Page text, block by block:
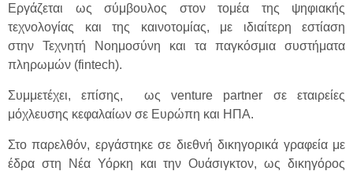
Εργάζεται ως σύμβουλος στον τομέα της ψηφιακής
τεχνολογίας και της καινοτομίας, με ιδιαίτερη εστίαση
στην Τεχνητή Νοημοσύνη και τα παγκόσμια συστήματα
πληρωμών (fintech).
Συμμετέχει, επίσης, ως venture partner σε εταιρείες
μόχλευσης κεφαλαίων σε Ευρώπη και ΗΠΑ.
Στο παρελθόν, εργάστηκε σε διεθνή δικηγορικά γραφεία με
έδρα στη Νέα Υόρκη και την Ουάσιγκτον, ως δικηγόρος